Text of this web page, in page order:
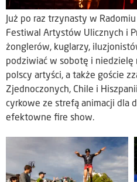
Już po raz trzynasty w
Festiwal Artystów Ulicznych i
żonglerów, kuglarzy,
podziwiać w sobotę i niedzielę
polscy artyści, a także goście
Zjednoczonych, Chile i
cyrkowe ze strefą animacji dla
efektowne fire show.